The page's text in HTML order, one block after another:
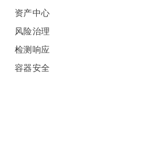
资产中心
风险治理
检测响应
容器安全